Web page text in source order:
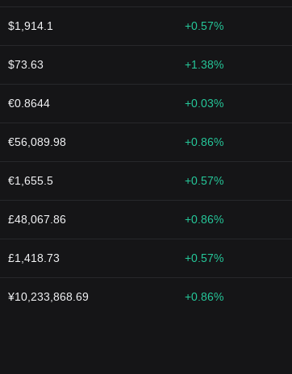
$1,914.1 +0.57%
$73.63 +1.38%
€0.8644 +0.03%
€56,089.98 +0.86%
€1,655.5 +0.57%
£48,067.86 +0.86%
£1,418.73 +0.57%
¥10,233,868.69 +0.86%